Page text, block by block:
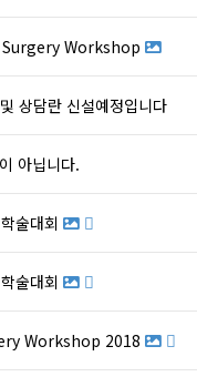
Surgery Workshop
상담란 신설예정입니다
아닙니다.
술대회
술대회
Workshop 2018